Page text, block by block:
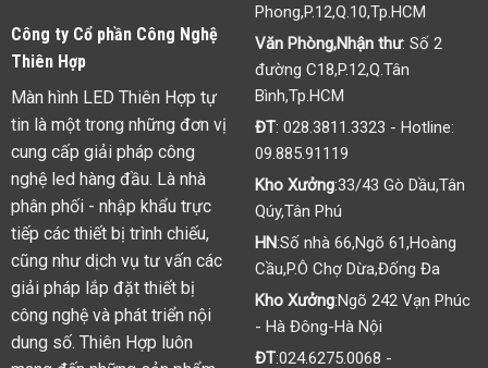
Công ty Cổ phần Công Nghệ
Thiên Hợp
Màn hình LED Thiên Hợp tự
tin là một trong những đơn vị
cung cấp giải pháp công
nghệ led hàng đầu. Là nhà
phân phối - nhập khẩu trực
tiếp các thiết bị trình chiếu,
cũng như dịch vụ tư vấn các
giải pháp lắp đặt thiết bị
công nghệ và phát triển nội
dung số. Thiên Hợp luôn
Phong,P.12,Q.10,Tp.HCM
Văn Phòng,Nhận thư: Số 2
đường C18,P.12,Q.Tân
Bình,Tp.HCM
ĐT: 028.3811.3323 - Hotline:
09.885.91119
Kho Xưởng:33/43 Gò Dầu,Tân
Qúy,Tân Phú
HN:Số nhà 66,Ngõ 61,Hoàng
Cầu,P.Ô Chợ Dừa,Đống Đa
Kho Xưởng:Ngõ 242 Vạn Phúc
- Hà Đông-Hà Nội
ĐT:024.6275.0068 -